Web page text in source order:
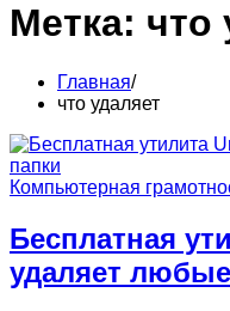
Метка: что
Главная
что удаляет
Компьютерная
Бесплатная
удаляет